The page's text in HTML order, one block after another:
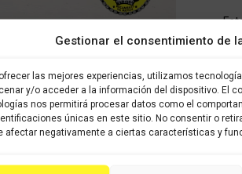
Gestionar el consentimiento de
las mejores experiencias, utilizamos
y/o acceder a la información del dispositivo. El
nos permitirá procesar datos como el
únicas en este sitio. No consentir o
afectar negativamente a ciertas características y
con